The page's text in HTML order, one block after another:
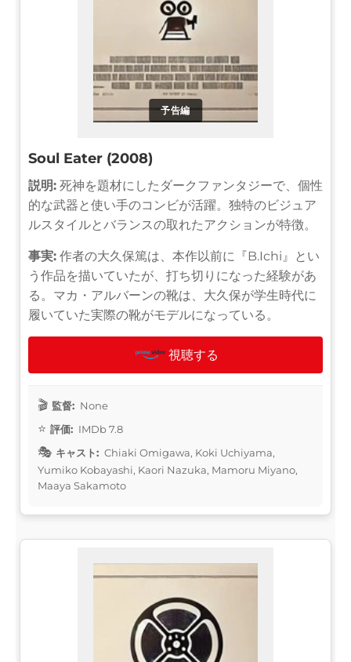
予告編
Soul Eater (2008)
説明: 死神を題材にしたダークファンタジーで、個性
的な武器と使い手のコンビが活躍。独特のビジュア
ルスタイルとバランスの取れたアクションが特徴。
事実: 作者の大久保篤は、本作以前に『B.Ichi』とい
う作品を描いていたが、打ち切りになった経験があ
る。マカ・アルバーンの靴は、大久保が学生時代に
履いていた実際の靴がモデルになっている。
視聴する
監督: None
評価: IMDb 7.8
キャスト: Chiaki Omigawa, Koki Uchiyama,
Yumiko Kobayashi, Kaori Nazuka, Mamoru Miyano,
Maaya Sakamoto